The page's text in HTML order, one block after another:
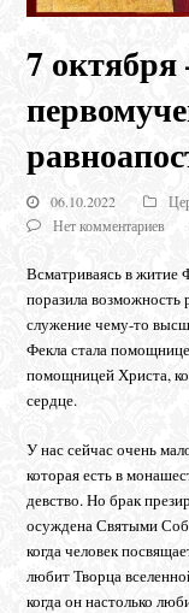
7
06.10.2022
Нет комментариев
Всматриваясь в житие
поразила возможность
служение чему-то
Фекла стала
помощницей Христа,
сердце.
У нас сейчас очень
которая есть в
девство. Но брак
осуждена Святыми
когда человек
любит Творца
когда он настолько